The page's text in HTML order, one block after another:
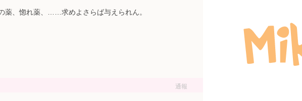
薬、惚れ薬、……求めよさらば与えられん。
通報